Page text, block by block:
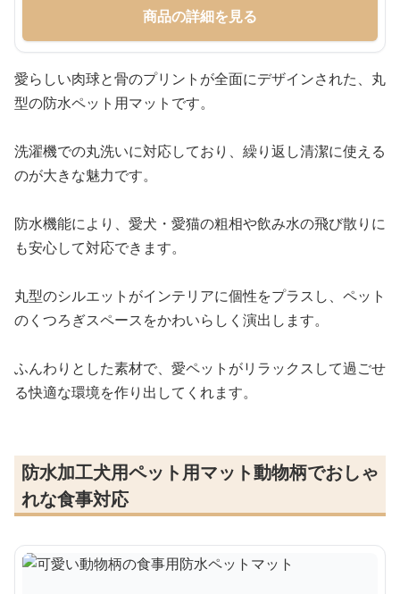
商品の詳細を見る
愛らしい肉球と骨のプリントが全面にデザインされた、丸
型の防水ペット用マットです。
洗濯機での丸洗いに対応しており、繰り返し清潔に使える
のが大きな魅力です。
防水機能により、愛犬・愛猫の粗相や飲み水の飛び散りに
も安心して対応できます。
丸型のシルエットがインテリアに個性をプラスし、ペット
のくつろぎスペースをかわいらしく演出します。
ふんわりとした素材で、愛ペットがリラックスして過ごせ
る快適な環境を作り出してくれます。
防水加工犬用ペット用マット動物柄でおしゃ
れな食事対応